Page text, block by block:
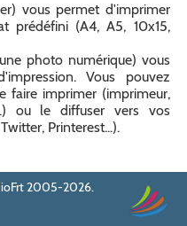
vous permet d'imprimer
prédéfini (A4, A5, 10x15,
photo numérique) vous
Vous pouvez
faire imprimer (imprimeur,
ou le diffuser vers vos
Printerest...).
2005-2026.